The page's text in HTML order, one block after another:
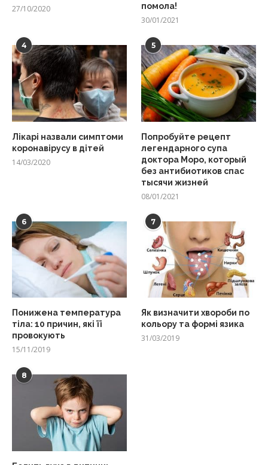
27/10/2020
помола!
30/01/2021
4
Лікарі назвали симптоми
коронавірусу в дітей
14/03/2020
5
Попробуйте рецепт
легендарного супа
доктора Моро, который
без антибиотиков спас
тысячи жизней
08/01/2021
6
Понижена температура
тіла: 10 причин, які її
провокують
15/11/2019
7
Як визначити хвороби по
кольору та формі язика
31/03/2019
8